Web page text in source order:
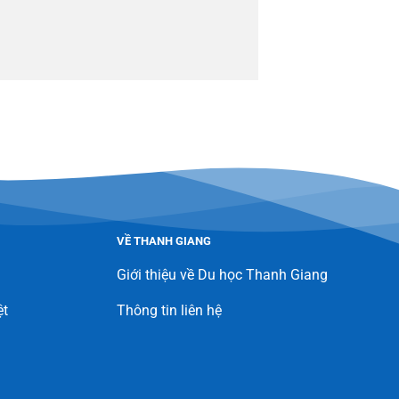
VỀ THANH GIANG
Giới thiệu về Du học Thanh Giang
Thông tin liên hệ